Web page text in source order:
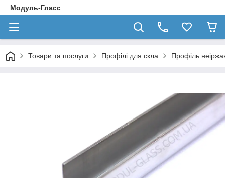
Модуль-Гласс
Товари та послуги Профілі для скла Профіль